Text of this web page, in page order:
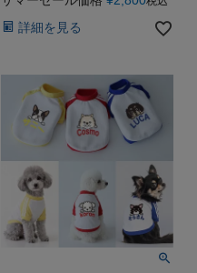
詳細を見る